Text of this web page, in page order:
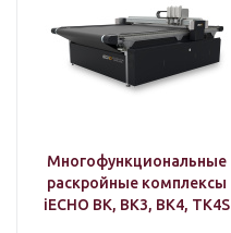
Многофункциональные
раскройные комплексы
iECHO BK, BK3, BK4, TK4S